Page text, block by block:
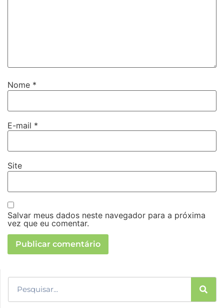
Nome *
E-mail *
Site
Salvar meus dados neste navegador para a próxima
vez que eu comentar.